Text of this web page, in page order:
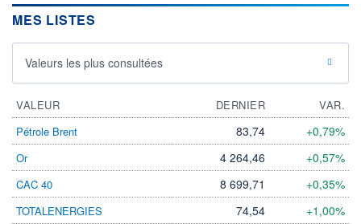
OUVERTURE
0,000
0 0,00%
19 MEUR 05.08.26 / 17:27:06
BAISSE
0,684
LIMITE À LA
HAUSSE
RENDEMENT PER ESTIMÉ
D'INVESTISSEMENT
MES LISTES
Valeurs les plus consultées
VALEUR DERNIER
VAR.
Pétrole Brent
83,74 +0,79%
Or 4 264,46 +0,57%
CAC 40 8 699,71 +0,35%
TOTALENERGIES 74,54 +1,00%